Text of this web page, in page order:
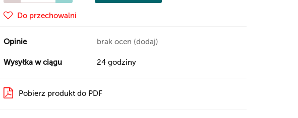
Do przechowalni
Opinie brak ocen (dodaj)
Wysyłka w ciągu 24 godziny
Pobierz produkt do PDF